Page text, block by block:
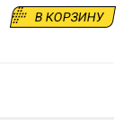
В КОРЗИНУ